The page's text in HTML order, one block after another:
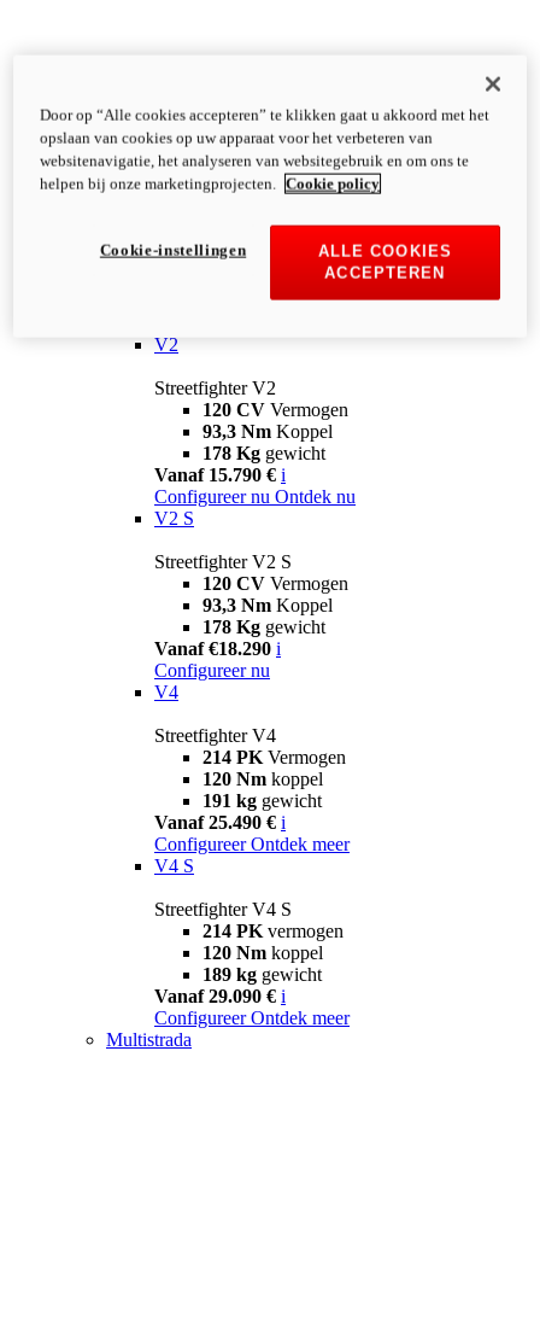
V2
Streetfighter V2
120 CV Vermogen
93,3 Nm Koppel
178 Kg gewicht
Vanaf 15.790 € i
Configureer nu Ontdek nu
V2 S
Streetfighter V2 S
120 CV Vermogen
93,3 Nm Koppel
178 Kg gewicht
Vanaf €18.290 i
Configureer nu
V4
Streetfighter V4
214 PK Vermogen
120 Nm koppel
191 kg gewicht
Vanaf 25.490 € i
Configureer Ontdek meer
V4 S
Streetfighter V4 S
214 PK vermogen
120 Nm koppel
189 kg gewicht
Vanaf 29.090 € i
Configureer Ontdek meer
Multistrada
Door op “Alle cookies accepteren” te klikken gaat u akkoord met het
opslaan van cookies op uw apparaat voor het verbeteren van
websitenavigatie, het analyseren van websitegebruik en om ons te
helpen bij onze marketingprojecten.
Cookie policy
ALLE COOKIES
ACCEPTEREN
Cookie-instellingen